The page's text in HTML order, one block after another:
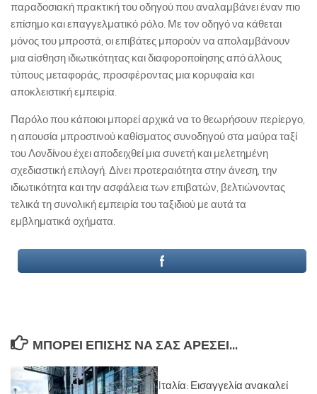
παραδοσιακή πρακτική του οδηγού που αναλαμβάνει έναν πιο
επίσημο και επαγγελματικό ρόλο. Με τον οδηγό να κάθεται
μόνος του μπροστά, οι επιβάτες μπορούν να απολαμβάνουν
μια αίσθηση ιδιωτικότητας και διαφοροποίησης από άλλους
τύπους μεταφοράς, προσφέροντας μια κορυφαία και
αποκλειστική εμπειρία.
Παρόλο που κάποιοι μπορεί αρχικά να το θεωρήσουν περίεργο,
η απουσία μπροστινού καθίσματος συνοδηγού στα μαύρα ταξί
του Λονδίνου έχει αποδειχθεί μια συνετή και μελετημένη
σχεδιαστική επιλογή. Δίνει προτεραιότητα στην άνεση, την
ιδιωτικότητα και την ασφάλεια των επιβατών, βελτιώνοντας
τελικά τη συνολική εμπειρία του ταξιδιού με αυτά τα
εμβληματικά οχήματα.
ΜΠΟΡΕΊ ΕΠΊΣΗΣ ΝΑ ΣΑΣ ΑΡΈΣΕΙ...
Iταλία: Εισαγγελία ανακαλεί